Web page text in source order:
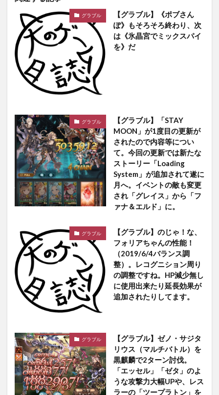
グラブル
【グラブル】《ポブさん
ぽ》もそろそろ終わり、次
は《氷晶宮でミックスパイ
を》だ
グラブル
【グラブル】「STAY
MOON」が1度目の更新が
されたので内容等につい
て。今回の更新では新たな
ストーリー「Loading
System」が追加されて遂に
月へ。イベントの敵も変更
され「グレイス」から「フ
ァナ＆エルド」に。
グラブル
【グラブル】のじゃ！な、
フォリアちゃんの性能！
（2019/6/4バランス調
整）。レコグニション周り
の調整ですね。HP減少無し
に使用出来たり延長効果が
追加されたりしてます。
グラブル
【グラブル】ゼノ・サジタ
リウス（マルチバトル）を
黒麒麟で2ターン討伐。
「エッセル」「ゼタ」のよ
うな攻撃力大幅UPや、レス
ラーの「ツープラトン」を